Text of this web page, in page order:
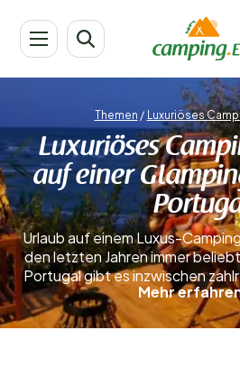
Themen / Luxuriöses
Luxuriöses
auf einer
Urlaub auf einem Luxus-
den letzten Jahren immer
Portugal gibt es inzwischen
Sterne-Campingplätze, auf
genießen können, ohne auf
zu verzichten. Statt mit
Mehr